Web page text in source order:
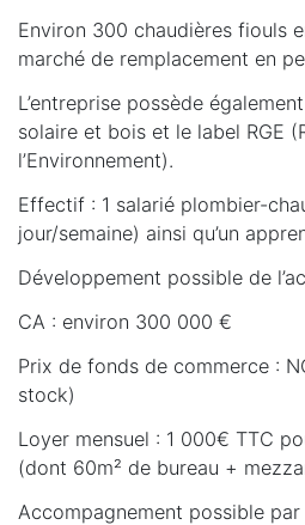
Environ 300 chaudières fiouls
marché de remplacement en
L’entreprise possède
solaire et bois et le label RGE
l’Environnement).
Effectif : 1 salarié plombier-
jour/semaine) ainsi qu’un
Développement possible de
CA : environ 300 000 €
Prix de fonds de commerce :
stock)
Loyer mensuel : 1 000€ TTC
(dont 60m² de bureau +
Accompagnement possible